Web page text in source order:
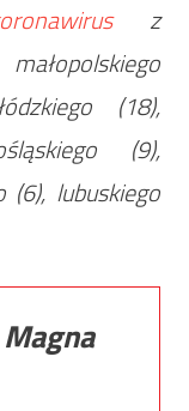
z
(18),
(9),
(6), lubuskiego